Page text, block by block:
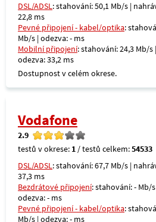
DSL/ADSL: stahování: 50,1 Mb/s |
22,8 ms
Pevné připojení - kabel/optika:
Mb/s | odezva: - ms
Mobilní připojení: stahování: 24,3 Mb/
odezva: 33,2 ms
Dostupnost v celém okrese.
Vodafone
2.9
testů v okrese: 1 / testů celkem:54533
DSL/ADSL: stahování: 67,7 Mb/s |
37,3 ms
Bezdrátové připojení: stahování: - Mb/
odezva: - ms
Pevné připojení - kabel/optika:
Mb/s | odezva: - ms